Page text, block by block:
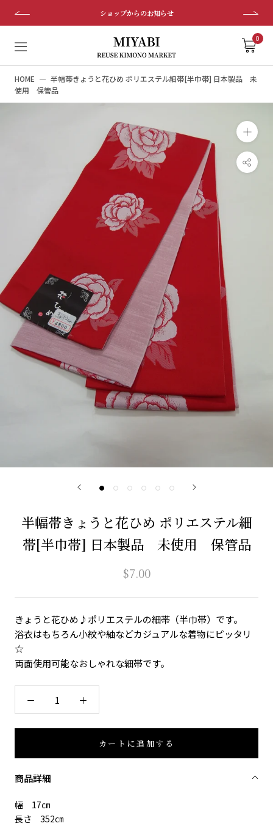
し
ショップからのお知らせ
0
HOME
半幅帯きょうと花ひめ ポリエステル細帯[半巾帯] 日本製品 未
使用 保管品
半幅帯きょうと花ひめ ポリエステル細
帯[半巾帯] 日本製品 未使用 保管品
$7.00
きょうと花ひめ♪ポリエステルの細帯（半巾帯）です。
浴衣はもちろん小紋や紬などカジュアルな着物にピッタリ
☆
両面使用可能なおしゃれな細帯です。
カートに追加する
商品詳細
幅 17㎝
長さ 352㎝